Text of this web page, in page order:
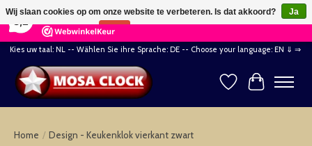
164 Reviews ×
Kies uw taal: NL -- Wählen Sie ihre Sprache: DE -- Choose your language: EN ⇓ ⇒
Verlanglijst
Home / Design - Keukenklok vierkant zwart
Wij slaan cookies op om onze website te verbeteren. Is dat akkoord?
Ja
Nee